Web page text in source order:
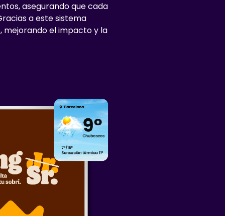
asegurando que cada
a este sistema
el impacto y la